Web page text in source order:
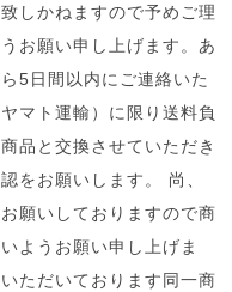
しかねますので予めご理
お願い申し上げます。あ
5日間以内にご連絡いた
マト運輸）に限り送料負
品と交換させていただき
をお願いします。 尚、
願いしておりますので商
ようお願い申し上げま
ただいております同一商